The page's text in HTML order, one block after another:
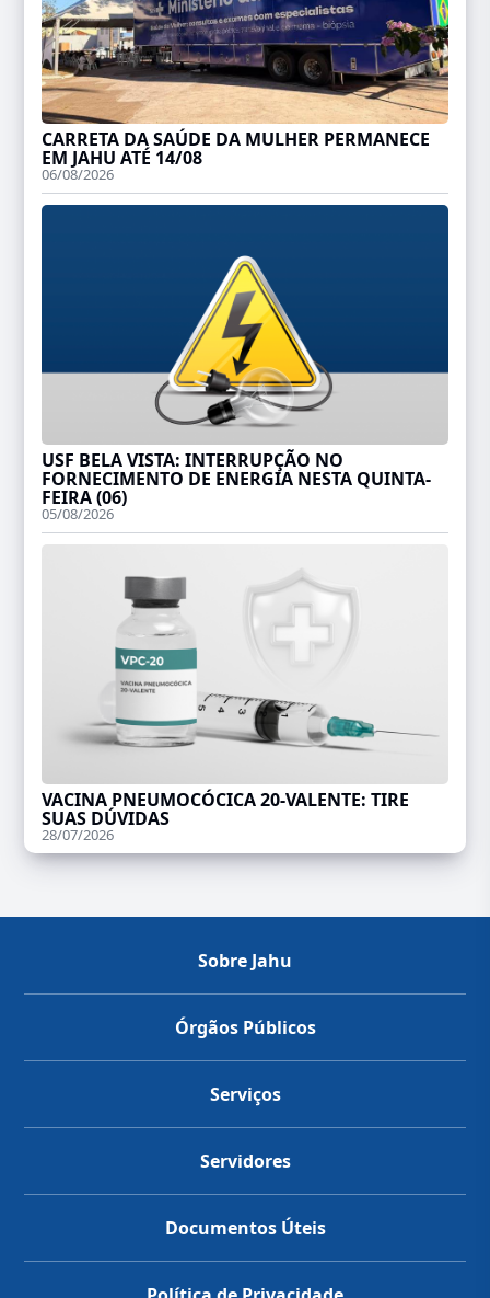
CARRETA DA SAÚDE DA MULHER PERMANECE
EM JAHU ATÉ 14/08
06/08/2026
USF BELA VISTA: INTERRUPÇÃO NO
FORNECIMENTO DE ENERGIA NESTA QUINTA-
FEIRA (06)
05/08/2026
VACINA PNEUMOCÓCICA 20-VALENTE: TIRE
SUAS DÚVIDAS
28/07/2026
Sobre Jahu
Órgãos Públicos
Serviços
Servidores
Documentos Úteis